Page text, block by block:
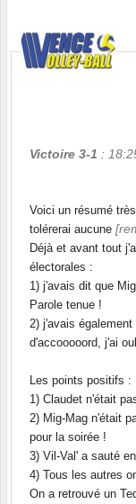
Victoire 3-1 :
Voici un résumé
tolérerai aucune
Déjà et avant tout
électorales :
1) j'avais dit que
Parole tenue !
2) j'avais
d'accooooord, j'ai
Les points positifs :
1) Claudet n'était
2) Mig-Mag n'était
pour la soirée !
3) Vil-Val' a sauté
4) Tous les autres
On a retrouvé un